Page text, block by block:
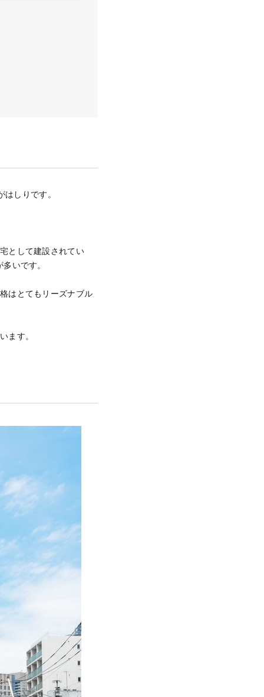
しりです。
として建設されてい
いです。
はとてもリーズナブル
ます。